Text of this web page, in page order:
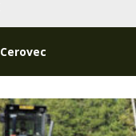
Cerovec